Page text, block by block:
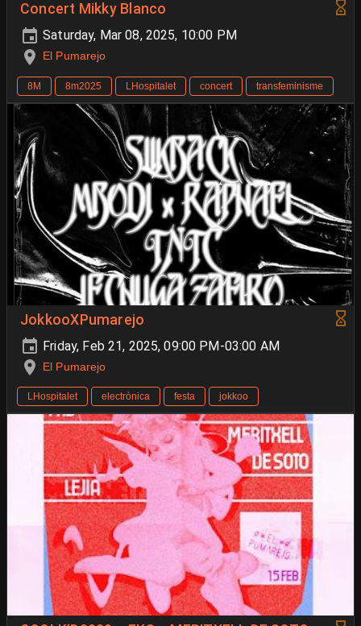
Concert Mikky Blanco
Saturday, Mar 08, 2025, 10:00 PM
El Pumarejo
8M 8m2025 LHospitalet concert transfeminisme
JokkooXPumarejo
Friday, Feb 21, 2025, 09:00 PM-03:00 AM
El Pumarejo
LHospitalet electrònica festa jokkoo